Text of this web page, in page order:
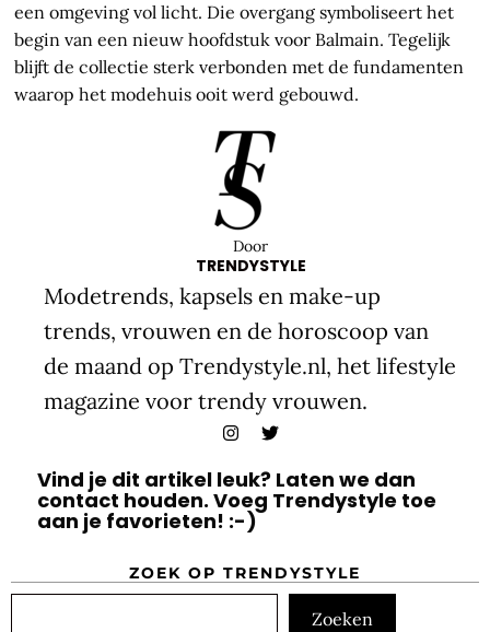
een omgeving vol licht. Die overgang symboliseert het
begin van een nieuw hoofdstuk voor Balmain. Tegelijk
blijft de collectie sterk verbonden met de fundamenten
waarop het modehuis ooit werd gebouwd.
Door
TRENDYSTYLE
Modetrends, kapsels en make-up
trends, vrouwen en de horoscoop van
de maand op Trendystyle.nl, het lifestyle
magazine voor trendy vrouwen.
Vind je dit artikel leuk? Laten we dan
contact houden. Voeg Trendystyle toe
aan je favorieten! :-)
ZOEK OP TRENDYSTYLE
Zoeken